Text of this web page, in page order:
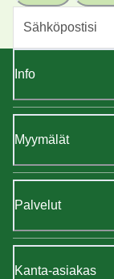
Info
Myymälät
Palvelut
Kanta-asiakas